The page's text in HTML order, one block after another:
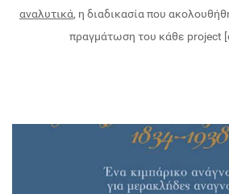
αναλυτικά, η διαδικασία που
πραγμάτωση του κάθε project